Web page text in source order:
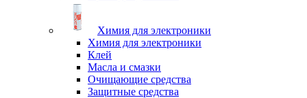
Химия для электроники
Химия для электроники
Клей
Масла и смазки
Очищающие средства
Защитные средства